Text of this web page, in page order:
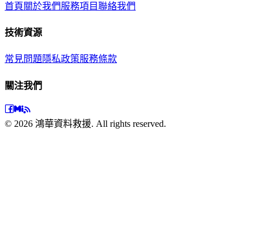
首頁 關於我們服務項目聯絡我們
技術資源
常見問題隱私政策服務條款
關注我們
© 2026 鴻華資料救援. All rights reserved.